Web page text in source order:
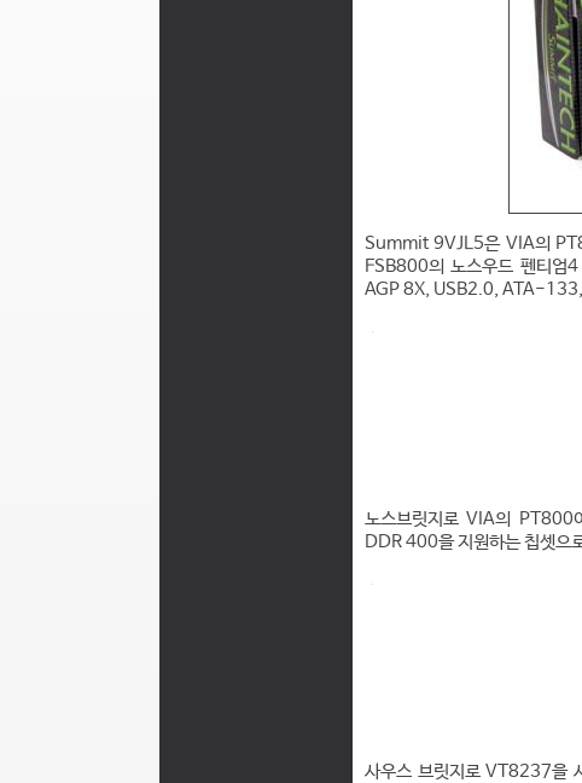
Summit 9VJL5은 VIA의
FSB800의 노스우드 펜티엄
AGP 8X, USB2.0, ATA-133,
노스브릿지로 VIA의
DDR 400을 지원하는 칩셋으
사우스 브릿지로 VT8237을